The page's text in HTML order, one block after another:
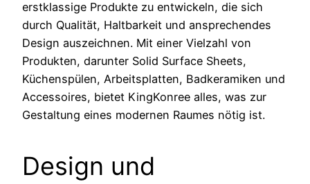
erstklassige Produkte zu entwickeln, die sich
durch Qualität, Haltbarkeit und ansprechendes
Design auszeichnen. Mit einer Vielzahl von
Produkten, darunter Solid Surface Sheets,
Küchenspülen, Arbeitsplatten, Badkeramiken und
Accessoires, bietet KingKonree alles, was zur
Gestaltung eines modernen Raumes nötig ist.
Design und